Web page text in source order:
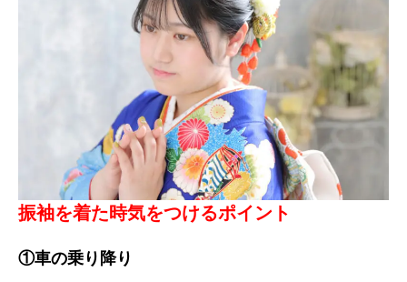
振袖を着た時気をつけるポイント
①車の乗り降り